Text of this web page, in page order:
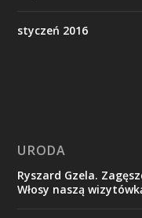
styczeń 2016
URODA
Ryszard Gzela.
Włosy naszą